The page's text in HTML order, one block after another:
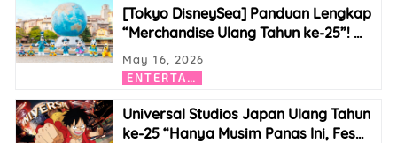
[Tokyo DisneySea] Panduan Lengkap
“Merchandise Ulang Tahun ke-25”! …
E
NTERTAINMENT
May 16, 2026
Universal Studios Japan Ulang Tahun
ke-25 “Hanya Musim Panas Ini, Fes…